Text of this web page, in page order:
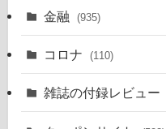
金融 (935)
コロナ (110)
雑誌の付録レビュー